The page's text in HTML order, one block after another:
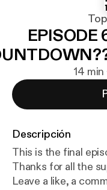
EPISODE
14 min
Descripción
This is the final
Thanks for all the
Leave a like, a